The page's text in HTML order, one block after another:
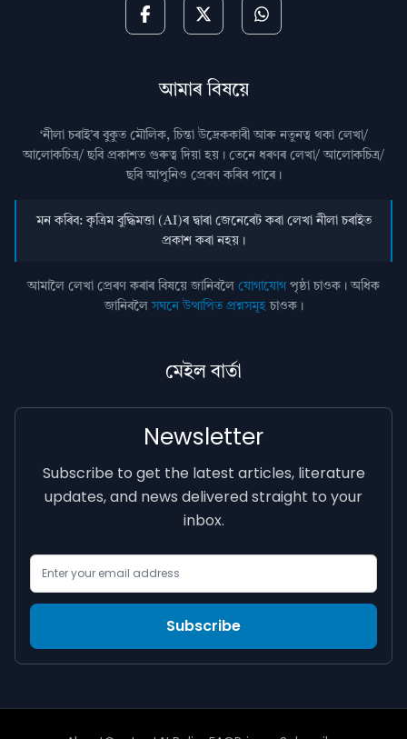
আমাৰ বিষয়ে
‘নীলা চৰাই’ৰ বুকুত মৌলিক, চিন্তা উদ্রেককাৰী আৰু নতুনত্ব থকা লেখা/
আলোকচিত্ৰ/ ছবি প্রকাশত গুৰুত্ব দিয়া হয়। তেনে ধৰণৰ লেখা/ আলোকচিত্ৰ/
ছবি আপুনিও প্রেৰণ কৰিব পাৰে।
মন কৰিব: কৃত্ৰিম বুদ্ধিমত্তা (AI)ৰ দ্বাৰা জেনেৰেট কৰা লেখা নীলা চৰাইত
প্ৰকাশ কৰা নহয়।
আমালৈ লেখা প্ৰেৰণ কৰাৰ বিষয়ে জানিবলৈ যোগাযোগ পৃষ্ঠা চাওক। অধিক
জানিবলৈসঘনে উত্থাপিত প্ৰশ্নসমূহচাওক।
মেইল বাৰ্তা
Newsletter
Subscribe to get the latest articles, literature
updates, and news delivered straight to your
inbox.
Subscribe